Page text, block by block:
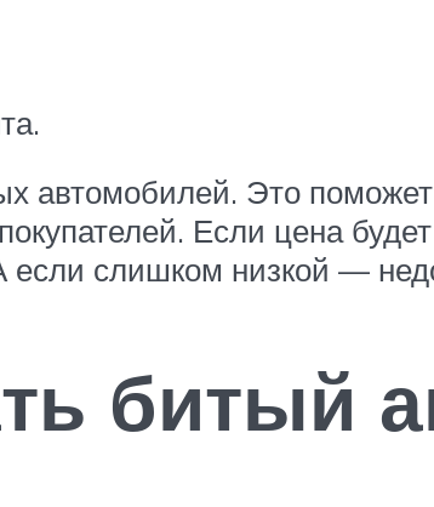
автомобилей. Это
Если цена
если слишком низкой —
битый